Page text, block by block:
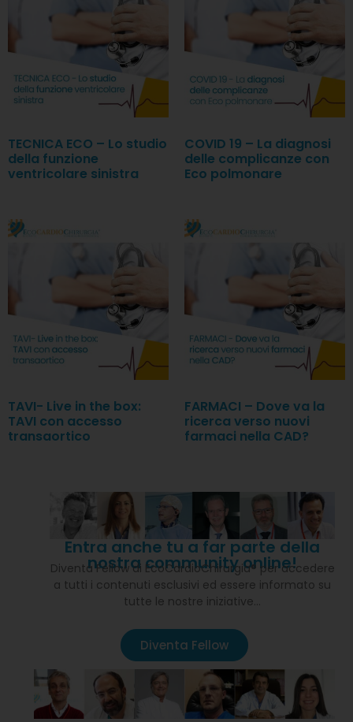
TECNICA ECO – Lo studio
della funzione
ventricolare sinistra
COVID 19 – La diagnosi
delle complicanze con
Eco polmonare
TAVI- Live in the box:
TAVI con accesso
transaortico
FARMACI – Dove va la
ricerca verso nuovi
farmaci nella CAD?
Entra anche tu a far parte della
nostra community online!
Diventa Fellow di EcoCardioChirurgia® per accedere
a tutti i contenuti esclusivi ed essere informato su
tutte le nostre iniziative…
Diventa Fellow